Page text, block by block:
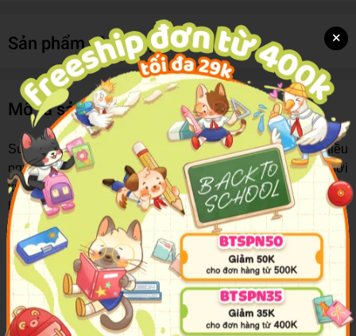
Sản phẩm cùng loại
Mô tả sản phẩm
Sưu tầm truyện Danh Nhân Thế Giới xưa này đã nhiều
người làm, sách kể chuyệndanh nhân cũng đã nhiều nơi
xuất bản. Lần này chúng tôi tuyển chọn và giới thiệu lại với
bạn đọc theo tiêu chí:
Hẹp hơn: Chỉ tuyển những chuyện kể về các trạng có giai
thoại lưu truyền
Sâu hơn: Trong quá trình thu thập tài liệu trong dân gian, với
những truyện có nhiều dị bản, chúng tôi đều có chú dẫn cẩn
thận để rộng đường dư luận.
×